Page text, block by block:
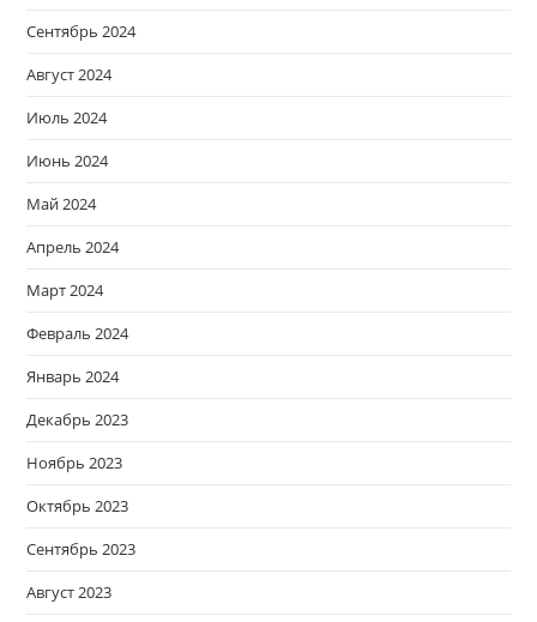
Сентябрь 2024
Август 2024
Июль 2024
Июнь 2024
Май 2024
Апрель 2024
Март 2024
Февраль 2024
Январь 2024
Декабрь 2023
Ноябрь 2023
Октябрь 2023
Сентябрь 2023
Август 2023